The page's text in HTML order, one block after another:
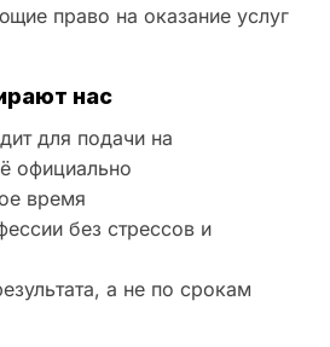
право на оказание услуг
нас
для подачи на
официально
время
без стрессов и
а не по срокам